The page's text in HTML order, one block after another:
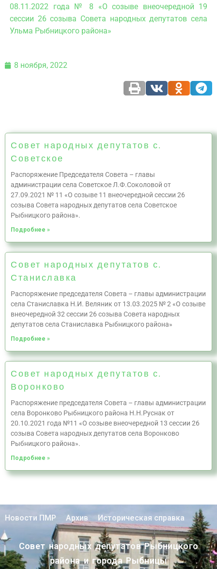
08.11.2022 года № 8 «О созыве внеочередной 19
сессии 26 созыва Совета народных депутатов села
Ульма Рыбницкого района»
8 ноября, 2022
Совет народных депутатов с.
Советское
Распоряжение Председателя Совета – главы
администрации села Советское Л.Ф.Соколовой от
27.09.2021 № 11 «О созыве 11 внеочередной сессии 26
созыва Совета народных депутатов села Советское
Рыбницкого района».
Подробнее »
Совет народных депутатов с.
Станиславка
Распоряжение председателя Совета – главы администрации
села Станиславка Н.И. Веляник от 13.03.2025 № 2 «О созыве
внеочередной 32 сессии 26 созыва Совета народных
депутатов села Станиславка Рыбницкого района»
Подробнее »
Совет народных депутатов с.
Воронково
Распоряжение председателя Совета – главы администрации
села Воронково Рыбницкого района Н.Н.Руснак от
20.10.2021 года №11 «О созыве внеочередной 13 сессии 26
созыва Совета народных депутатов села Воронково
Рыбницкого района».
Подробнее »
Новости ПМР Архив Историческая справка
Совет народных депутатов Рыбницкого
района и города Рыбницы